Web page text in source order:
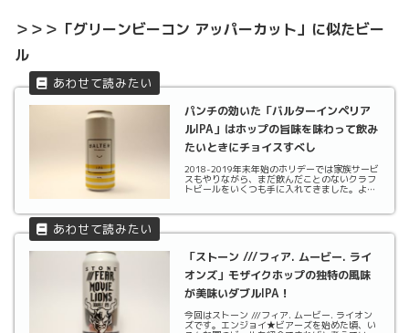
＞＞＞「グリーンビーコン アッパーカット」に似たビー
ル
パンチの効いた「バルターインペリア
ルIPA」はホップの旨味を味わって飲み
たいときにチョイスすべし
2018-2019年末年始のホリデーでは家族サービ
スもやりながら、まだ飲んだことのないクラフ
トビールをいくつも手に入れてきました。よく
てきたバルター インペリアルIPAです。バル
タ...
「ストーン ///フィア. ムービー. ライ
オンズ」モザイクホップの独特の風味
が美味いダブルIPA！
今回はストーン ///フィア. ムービー. ライオン
ズです。エンジョイ★ビアーズを始めた頃、い